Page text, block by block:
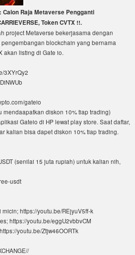
Calon Raja Metaverse Pengganti
Token CVTX !!.
project Metaverse bekerjasama dengan
blockchain yang bernama
akan listing di Gate io.
3XYrQy2
gateio
mendaapatkan diskon 10% tiap trading)
Gateio di HP lewat play store. Saat daftar,
kalian bisa dapet diskon 10% tiap trading.
(senilai 15 juta rupiah) untuk kalian nih,
usdt
https://youtu.be/REjyuV5ff-k
https://youtu.be/eggU2vbbvCM
youtu.be/Ztjw46OORTk